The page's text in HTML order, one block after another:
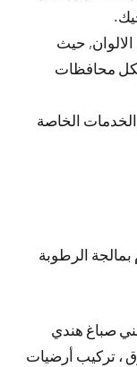
حيث
محافظات
الخاصة
الرطوبة
فني صباغ هندي
، تركيب أرضيات